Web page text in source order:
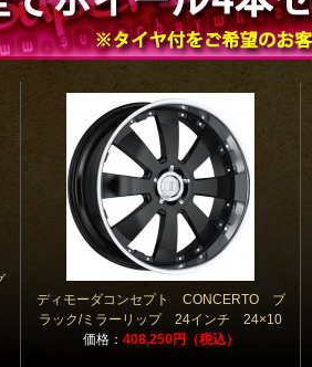
ディモーダコンセプト CONCERTO ブ
ラック/ミラーリップ 24インチ 24×10
価格： 408,250円（税込）